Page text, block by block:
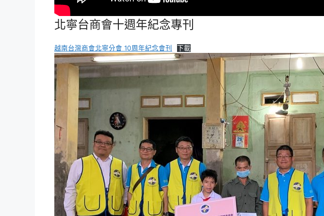
北寧台商會十週年紀念專刊
越南台灣商會北寧分會 10周年紀念會刊 下載